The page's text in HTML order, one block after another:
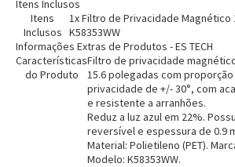
Itens Inclusos
Itens
Inclusos
1x Filtro de Privacidade Magnético
K58353WW
Informações Extras de Produtos - ES TECH
Características
do Produto
Filtro de privacidade
15.6 polegadas com proporção
privacidade de +/- 30°, com
e resistente a arranhões.
Reduz a luz azul em 22%.
reversível e espessura de 0.9
Material: Polietileno (PET).
Modelo: K58353WW.